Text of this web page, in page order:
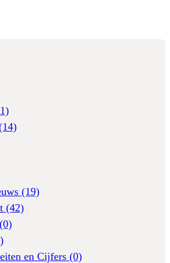
(19)
(42)
(0)
en Cijfers (0)